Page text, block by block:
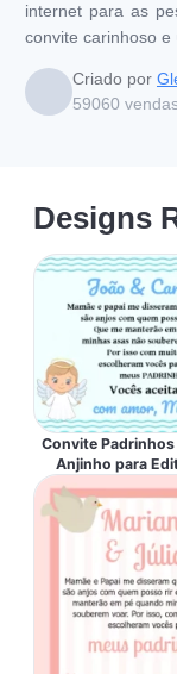
internet para as
convite carinhoso e
Criado por
59060
Designs
Convite Padrinhos
Anjinho para